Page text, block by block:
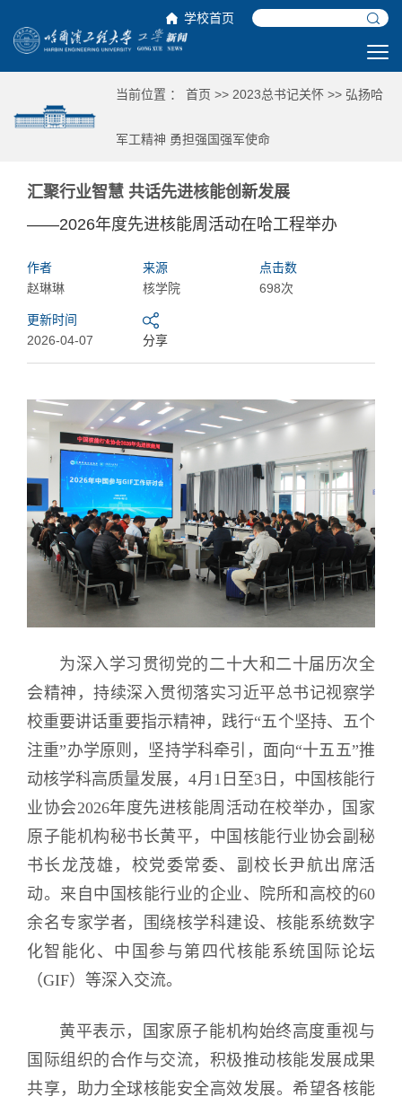
学校首页
当前位置 ： 首页 >> 2023总书记关怀 >> 弘扬哈
军工精神 勇担强国强军使命
汇聚行业智慧 共话先进核能创新发展
——2026年度先进核能周活动在哈工程举办
作者
赵琳琳
来源
核学院
点击数
698次
更新时间
2026-04-07
分享
为深入学习贯彻党的二十大和二十届历次全
会精神，持续深入贯彻落实习近平总书记视察学
校重要讲话重要指示精神，践行“五个坚持、五个
注重”办学原则，坚持学科牵引，面向“十五五”推
动核学科高质量发展，4月1日至3日，中国核能行
业协会2026年度先进核能周活动在校举办，国家
原子能机构秘书长黄平，中国核能行业协会副秘
书长龙茂雄，校党委常委、副校长尹航出席活
动。来自中国核能行业的企业、院所和高校的60
余名专家学者，围绕核学科建设、核能系统数字
化智能化、中国参与第四代核能系统国际论坛
（GIF）等深入交流。
黄平表示，国家原子能机构始终高度重视与
国际组织的合作与交流，积极推动核能发展成果
共享，助力全球核能安全高效发展。希望各核能